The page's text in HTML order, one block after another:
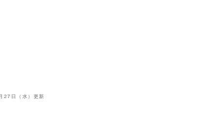
27日（水）更新